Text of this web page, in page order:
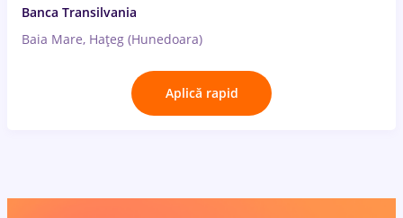
Banca Transilvania
Baia Mare, Hațeg (Hunedoara)
Aplică rapid